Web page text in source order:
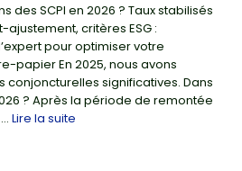
des SCPI en 2026 ? Taux stabilisés
critères ESG :
pour optimiser votre
papier En 2025, nous avons
conjoncturelles significatives. Dans
? Après la période de remontée
Lire la suite